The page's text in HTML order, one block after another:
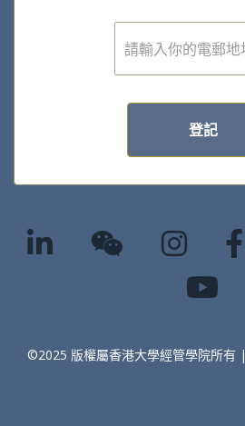
電
子
登記
©2025 版權屬香港大學經管學院所有 |